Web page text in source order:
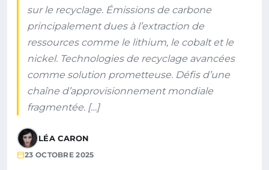
sur le recyclage. Émissions de carbone
principalement dues à l’extraction de
ressources comme le lithium, le cobalt et le
nickel. Technologies de recyclage avancées
comme solution prometteuse. Défis d’une
chaîne d’approvisionnement mondiale
fragmentée. […]
LÉA CARON
23 OCTOBRE 2025